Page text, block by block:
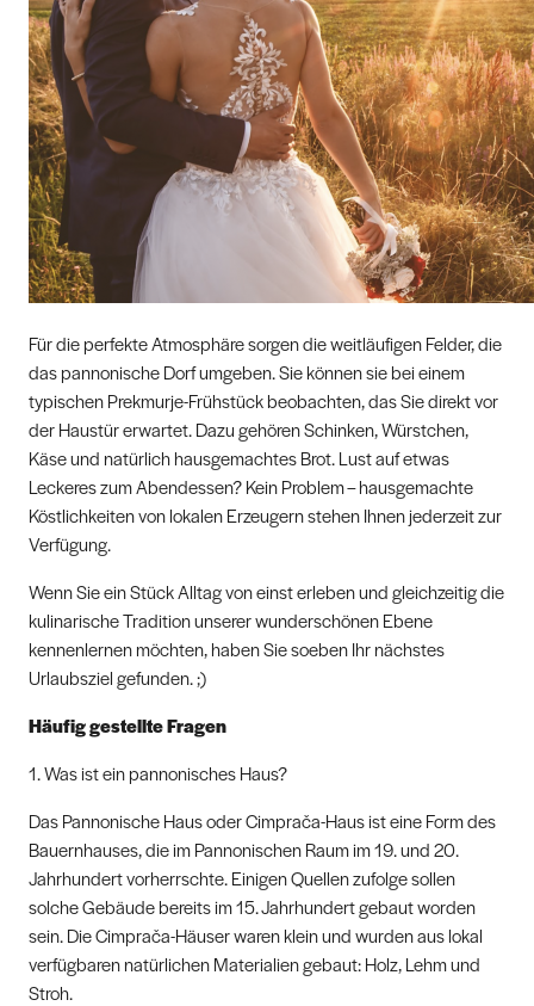
Für die perfekte Atmosphäre sorgen die weitläufigen Felder, die
das pannonische Dorf umgeben. Sie können sie bei einem
typischen Prekmurje-Frühstück beobachten, das Sie direkt vor
der Haustür erwartet. Dazu gehören Schinken, Würstchen,
Käse und natürlich hausgemachtes Brot. Lust auf etwas
Leckeres zum Abendessen? Kein Problem – hausgemachte
Köstlichkeiten von lokalen Erzeugern stehen Ihnen jederzeit zur
Verfügung.
Wenn Sie ein Stück Alltag von einst erleben und gleichzeitig die
kulinarische Tradition unserer wunderschönen Ebene
kennenlernen möchten, haben Sie soeben Ihr nächstes
Urlaubsziel gefunden. ;)
Häufig gestellte Fragen
1. Was ist ein pannonisches Haus?
Das Pannonische Haus oder Cimprača-Haus ist eine Form des
Bauernhauses, die im Pannonischen Raum im 19. und 20.
Jahrhundert vorherrschte. Einigen Quellen zufolge sollen
solche Gebäude bereits im 15. Jahrhundert gebaut worden
sein. Die Cimprača-Häuser waren klein und wurden aus lokal
verfügbaren natürlichen Materialien gebaut: Holz, Lehm und
Stroh.